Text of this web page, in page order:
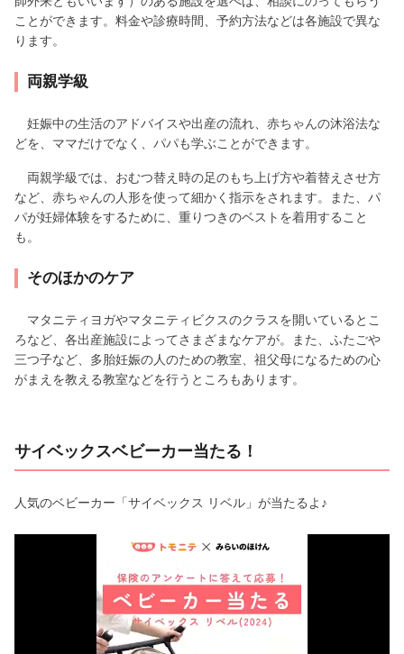
ことができます。料金や診療時間、予約方法などは各施設で異な
ります。
両親学級
妊娠中の生活のアドバイスや出産の流れ、赤ちゃんの沐浴法な
どを、ママだけでなく、パパも学ぶことができます。
両親学級では、おむつ替え時の足のもち上げ方や着替えさせ方
など、赤ちゃんの人形を使って細かく指示をされます。また、パ
パが妊婦体験をするために、重りつきのベストを着用すること
も。
そのほかのケア
マタニティヨガやマタニティビクスのクラスを開いているとこ
ろなど、各出産施設によってさまざまなケアが。また、ふたごや
三つ子など、多胎妊娠の人のための教室、祖父母になるための心
がまえを教える教室などを行うところもあります。
サイベックスベビーカー当たる！
人気のベビーカー「サイベックス リベル」が当たるよ♪